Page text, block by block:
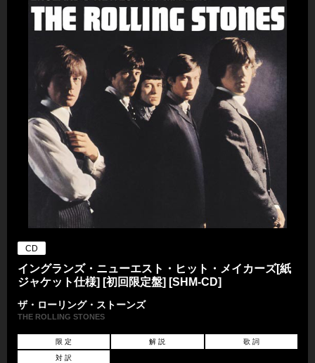
CD
イングランズ・ニューエスト・ヒット・メイカーズ[紙
ジャケット仕様] [初回限定盤] [SHM-CD]
ザ・ローリング・ストーンズ
THE ROLLING STONES
限 定 解 説 歌 詞
対 訳